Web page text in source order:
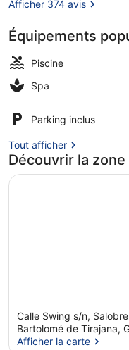
Afficher 374 avis
Équipements
Piscine
Spa
Parking inclus
Tout afficher
Découvrir la zone
Calle Swing s/n,
Bartolomé de Tirajana,
Afficher la carte